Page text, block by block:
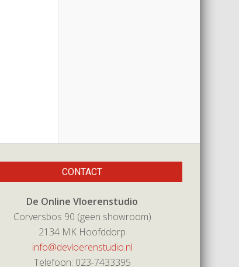
CONTACT
De Online Vloerenstudio
Corversbos 90 (geen showroom)
2134 MK Hoofddorp
info@devloerenstudio.nl
Telefoon: 023-7433395